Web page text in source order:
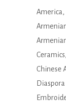
America
Ceramics
Chinese